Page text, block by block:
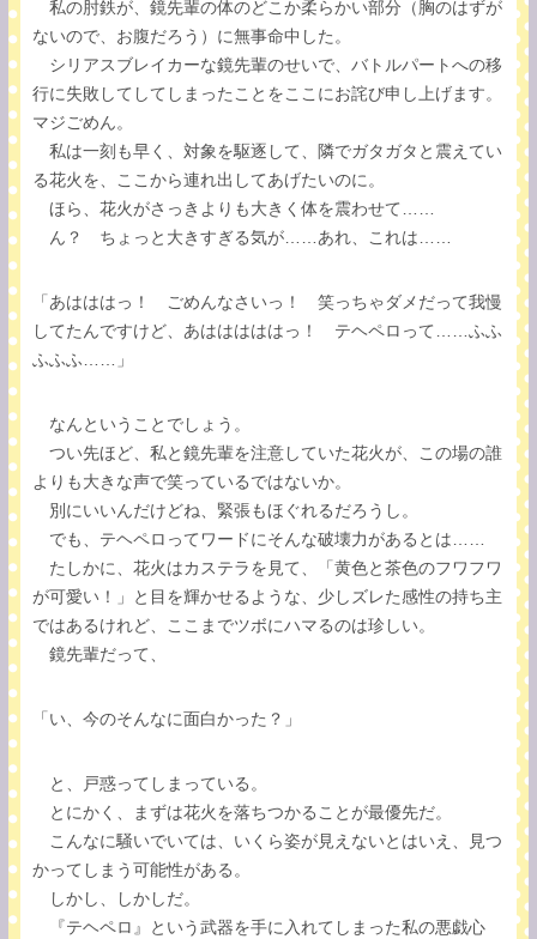
私の肘鉄が、鏡先輩の体のどこか柔らかい部分（胸のはずが
ないので、お腹だろう）に無事命中した。
シリアスブレイカーな鏡先輩のせいで、バトルパートへの移
行に失敗してしてしまったことをここにお詫び申し上げます。
マジごめん。
私は一刻も早く、対象を駆逐して、隣でガタガタと震えてい
る花火を、ここから連れ出してあげたいのに。
ほら、花火がさっきよりも大きく体を震わせて……
ん？ ちょっと大きすぎる気が……あれ、これは……
「あはははっ！ ごめんなさいっ！ 笑っちゃダメだって我慢
してたんですけど、あはははははっ！ テヘペロって……ふふ
ふふふ……」
なんということでしょう。
つい先ほど、私と鏡先輩を注意していた花火が、この場の誰
よりも大きな声で笑っているではないか。
別にいいんだけどね、緊張もほぐれるだろうし。
でも、テヘペロってワードにそんな破壊力があるとは……
たしかに、花火はカステラを見て、「黄色と茶色のフワフワ
が可愛い！」と目を輝かせるような、少しズレた感性の持ち主
ではあるけれど、ここまでツボにハマるのは珍しい。
鏡先輩だって、
「い、今のそんなに面白かった？」
と、戸惑ってしまっている。
とにかく、まずは花火を落ちつかることが最優先だ。
こんなに騒いでいては、いくら姿が見えないとはいえ、見つ
かってしまう可能性がある。
しかし、しかしだ。
『テヘペロ』という武器を手に入れてしまった私の悪戯心